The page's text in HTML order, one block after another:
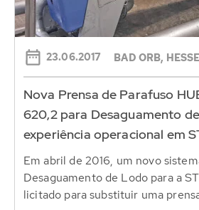
23.06.2017 BAD ORB,
Nova Prensa de Parafuso
620,2 para Desaguamento
experiência operacional em
Em abril de 2016, um novo
Desaguamento de Lodo para a
licitado para substituir uma